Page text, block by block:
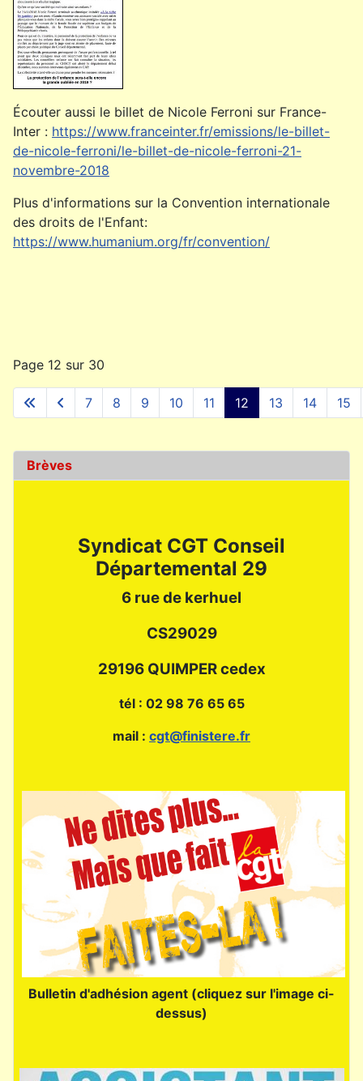
Écouter aussi le billet de Nicole Ferroni sur France-
Inter : https://www.franceinter.fr/emissions/le-billet-
de-nicole-ferroni/le-billet-de-nicole-ferroni-21-
novembre-2018
Plus d'informations sur la Convention internationale
des droits de l'Enfant:
https://www.humanium.org/fr/convention/
Page 12 sur 30
7 8 9 10 11 12 13 14 15
Brèves
Syndicat CGT Conseil
Départemental 29
6 rue de kerhuel
CS29029
29196 QUIMPER cedex
tél : 02 98 76 65 65
mail : cgt@finistere.fr
Bulletin d'adhésion agent (cliquez sur l'image ci-
dessus)